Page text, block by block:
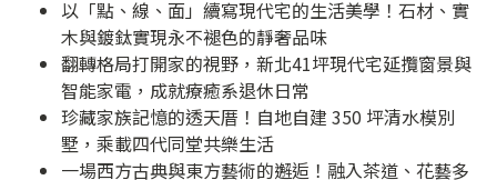
以「點、線、面」續寫現代宅的生活美學！石材、實
木與鍍鈦實現永不褪色的靜奢品味
翻轉格局打開家的視野，新北41坪現代宅延攬窗景與
智能家電，成就療癒系退休日常
珍藏家族記憶的透天厝！自地自建 350 坪清水模別
墅，乘載四代同堂共樂生活
一場西方古典與東方藝術的邂逅！融入茶道、花藝多